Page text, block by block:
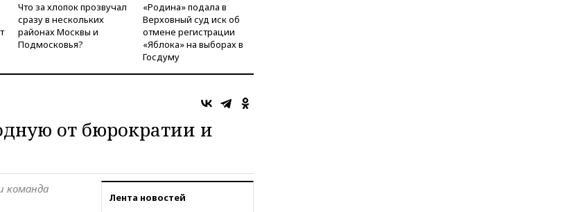
Что за хлопок прозвучал
сразу в нескольких
районах Москвы и
Подмосковья?
«Родина» подала в
Верховный суд иск об
отмене регистрации
«Яблока» на выборах в
Госдуму
от бюрократии и
Лента новостей
команда